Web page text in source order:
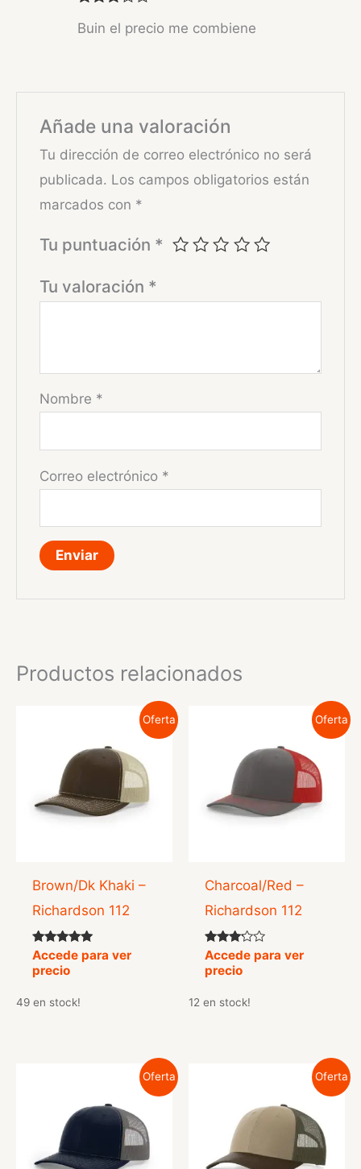
o con3
Buin el precio me combiene
Añade una valoración
Tu dirección de correo electrónico no será
publicada. Los campos obligatorios están
marcados con *
Tu puntuación *
Tu valoración *
Nombre *
Correo electrónico *
Productos relacionados
Oferta
Brown/Dk Khaki –
Richardson 112
Valorado
con
5.00
Accede para ver
precio
49 en stock!
Oferta
Charcoal/Red –
Richardson 112
Valorado
con
3.00
Accede para ver
precio
12 en stock!
Oferta Oferta